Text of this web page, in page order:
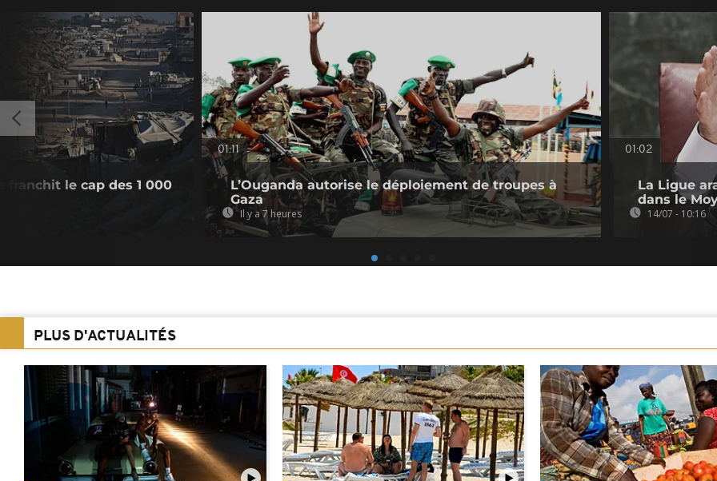
franchit le cap des 1 000
01:11
L’Ouganda autorise le déploiement de troupes à
Gaza
Il y a 7 heures
01:02
La Ligue
dans le
14/07 - 10:16
PLUS D'ACTUALITÉS